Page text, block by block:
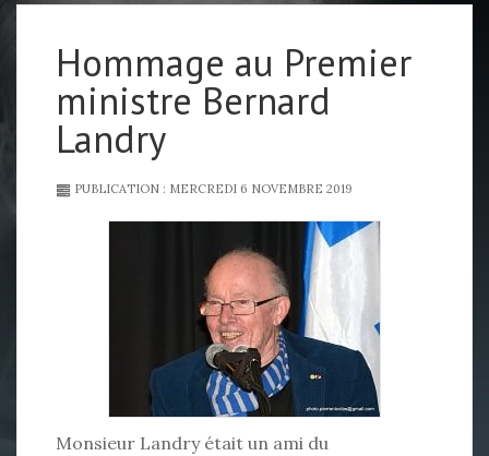
Hommage au Premier
ministre Bernard
Landry
PUBLICATION : MERCREDI 6 NOVEMBRE 2019
Monsieur Landry était un ami du